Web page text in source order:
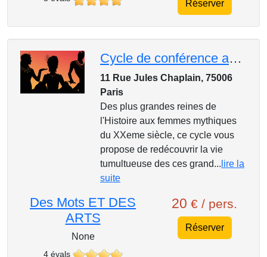
Réserver
Cycle de conférence au Mk2, Portraits des femmes : Catherine de Médicis, une légende noire ?
11 Rue Jules Chaplain, 75006
Paris
Des plus grandes reines de
l'Histoire aux femmes mythiques
du XXeme siècle, ce cycle vous
propose de redécouvrir la vie
tumultueuse des ces grand... lire la
suite
Des Mots ET DES
ARTS
None
4 évals
20 € / pers.
Réserver